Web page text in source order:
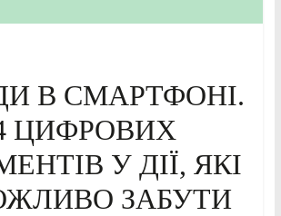
В СМАРТФОНІ.
ЦИФРОВИХ
У ДІЇ, ЯКІ
ЗАБУТИ